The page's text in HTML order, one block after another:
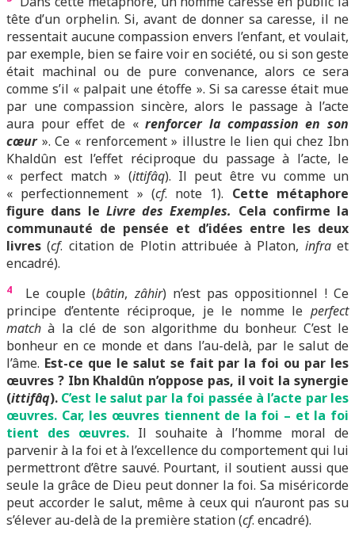
tête d’un orphelin. Si, avant de donner sa caresse, il ne
ressentait aucune compassion envers l’enfant, et voulait,
par exemple, bien se faire voir en société, ou si son geste
était machinal ou de pure convenance, alors ce sera
comme s’il « palpait une étoffe ». Si sa caresse était mue
par une compassion sincère, alors le passage à l’acte
aura pour effet de «renforcer la compassion en son
cœur». Ce « renforcement » illustre le lien qui chez Ibn
Khaldûn est l’effet réciproque du passage à l’acte, le
« perfect match » (ittifâq). Il peut être vu comme un
« perfectionnement » (cf. note 1). Cette métaphore
figure dans le Livre des Exemples. Cela confirme la
communauté de pensée et d’idées entre les deux
livres (cf. citation de Plotin attribuée à Platon, infraet
encadré).
4 Le couple (bâtin,zâhir) n’est pas oppositionnel ! Ce
principe d’entente réciproque, je le nomme le perfect
match à la clé de son algorithme du bonheur. C’est le
bonheur en ce monde et dans l’au-delà, par le salut de
l’âme. Est-ce que le salut se fait par la foi ou par les
œuvres ? Ibn Khaldûn n’oppose pas, il voit la synergie
(ittifâq). C’est le salut par la foi passée à l’acte par les
œuvres. Car, les œuvres tiennent de la foi – et la foi
tient des œuvres.Il souhaite à l’homme moral de
parvenir à la foi et à l’excellence du comportement qui lui
permettront d’être sauvé. Pourtant, il soutient aussi que
seule la grâce de Dieu peut donner la foi. Sa miséricorde
peut accorder le salut, même à ceux qui n’auront pas su
s’élever au-delà de la première station (cf. encadré).